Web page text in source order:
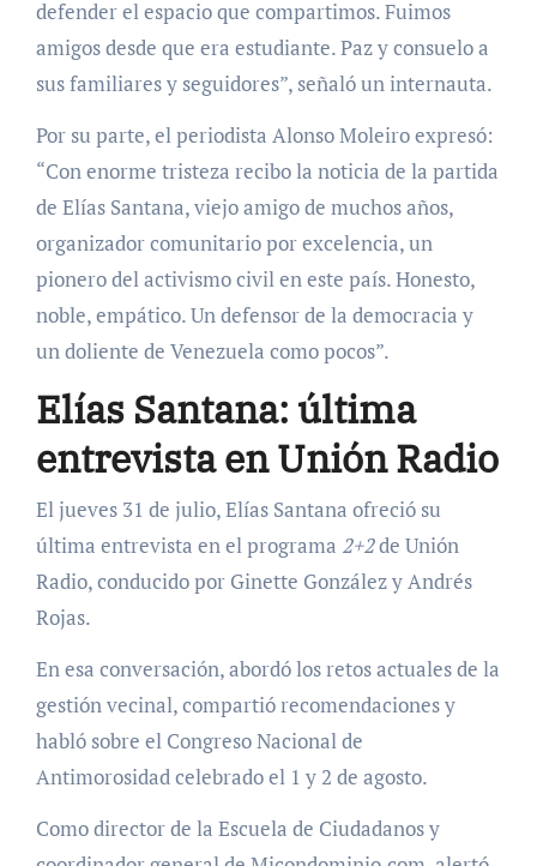
defender el espacio que compartimos. Fuimos
amigos desde que era estudiante. Paz y consuelo a
sus familiares y seguidores”, señaló un internauta.
Por su parte, el periodista Alonso Moleiro expresó:
“Con enorme tristeza recibo la noticia de la partida
de Elías Santana, viejo amigo de muchos años,
organizador comunitario por excelencia, un
pionero del activismo civil en este país. Honesto,
noble, empático. Un defensor de la democracia y
un doliente de Venezuela como pocos”.
Elías Santana: última
entrevista en Unión Radio
El jueves 31 de julio, Elías Santana ofreció su
última entrevista en el programa 2+2de Unión
Radio, conducido por Ginette González y Andrés
Rojas.
En esa conversación, abordó los retos actuales de la
gestión vecinal, compartió recomendaciones y
habló sobre el Congreso Nacional de
Antimorosidad celebrado el 1 y 2 de agosto.
Como director de la Escuela de Ciudadanos y